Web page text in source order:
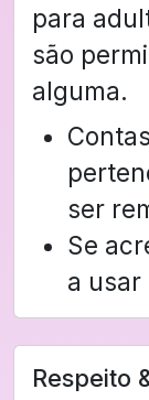
para
são
alguma.
ser
Se
a
Respeito